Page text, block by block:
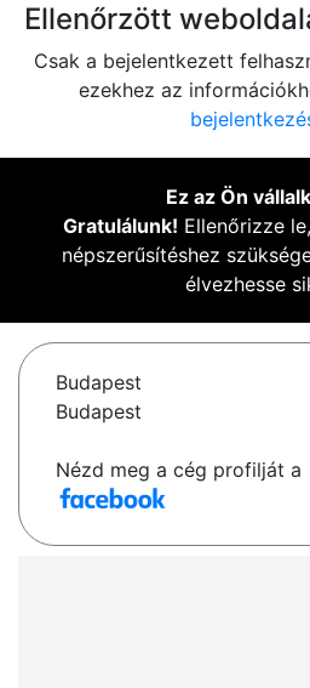
Ellenőrzött
Csak a bejelentkezett
ezekhez az
Ez az Ön
Gratulálunk! Ellenőrizze
népszerűsítéshez
élvezhesse
Budapest
Budapest
Nézd meg a cég profilját a